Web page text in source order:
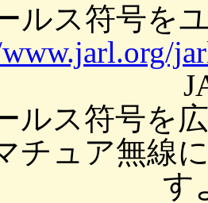
ルス符号を
ルス符号を
チュア無線
す